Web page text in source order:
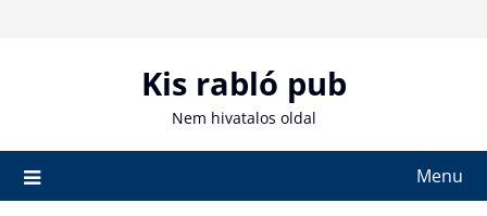
Kis rabló pub
Nem hivatalos oldal
Menu